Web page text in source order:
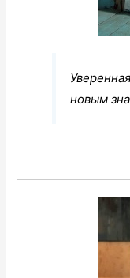
новым